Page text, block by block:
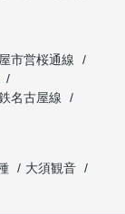
市営桜通線
名古屋線
大須観音